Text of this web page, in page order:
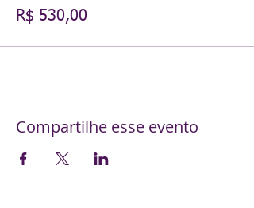
R$ 530,00
Compartilhe esse evento